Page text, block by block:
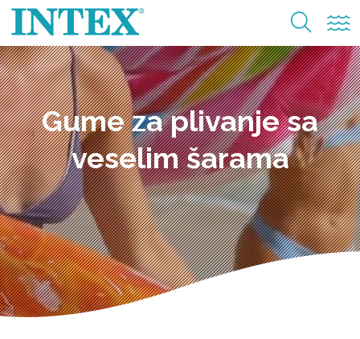
Gume za plivanje sa
veselim šarama